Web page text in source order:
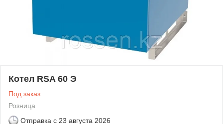
Котел RSA 60 Э
Под заказ
Розница
Отправка с 23 августа 2026